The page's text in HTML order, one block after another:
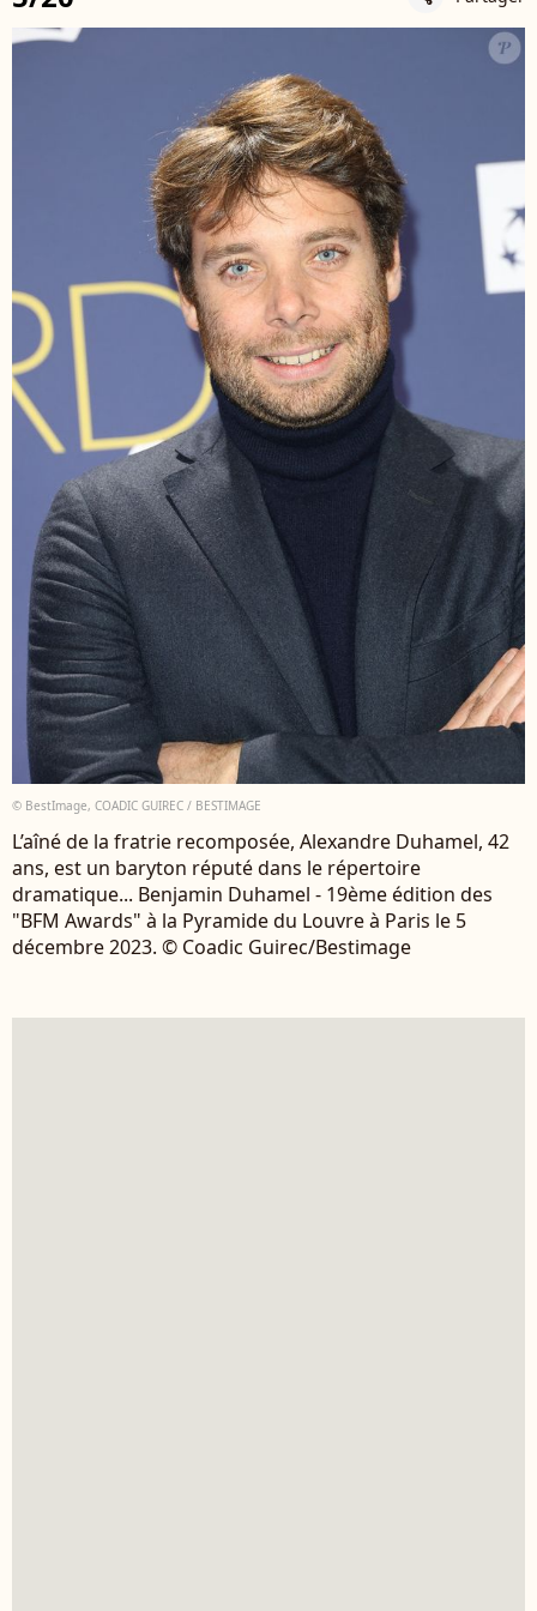
© BestImage, COADIC GUIREC / BESTIMAGE
L’aîné de la fratrie recomposée, Alexandre Duhamel, 42
ans, est un baryton réputé dans le répertoire
dramatique... Benjamin Duhamel - 19ème édition des
"BFM Awards" à la Pyramide du Louvre à Paris le 5
décembre 2023. © Coadic Guirec/Bestimage